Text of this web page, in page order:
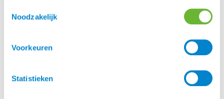
Noodzakelijk
Voorkeuren
Statistieken
Er zijn nog geen beoordelingen.
Maattabel